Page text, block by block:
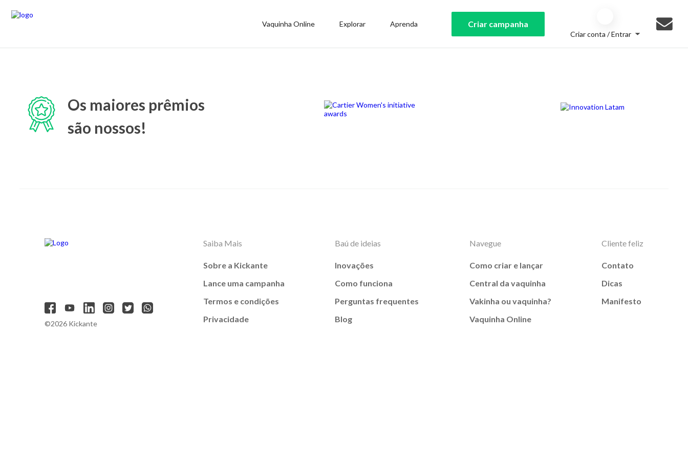
Vaquinha Online Explorar Aprenda Criar campanha
Criar conta / Entrar
Os maiores prêmios
são nossos!
©2026 Kickante
Saiba Mais
Sobre a Kickante
Lance uma campanha
Termos e condições
Privacidade
Baú de ideias
Inovações
Como funciona
Perguntas frequentes
Blog
Navegue
Como criar e lançar
Central da vaquinha
Vakinha ou vaquinha?
Vaquinha Online
Cliente feliz
Contato
Dicas
Manifesto